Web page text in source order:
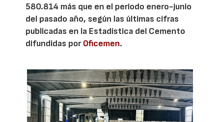
580.814 más que en el periodo enero-junio
del pasado año, según las últimas cifras
publicadas en la Estadística del Cemento
difundidas porOficemen.